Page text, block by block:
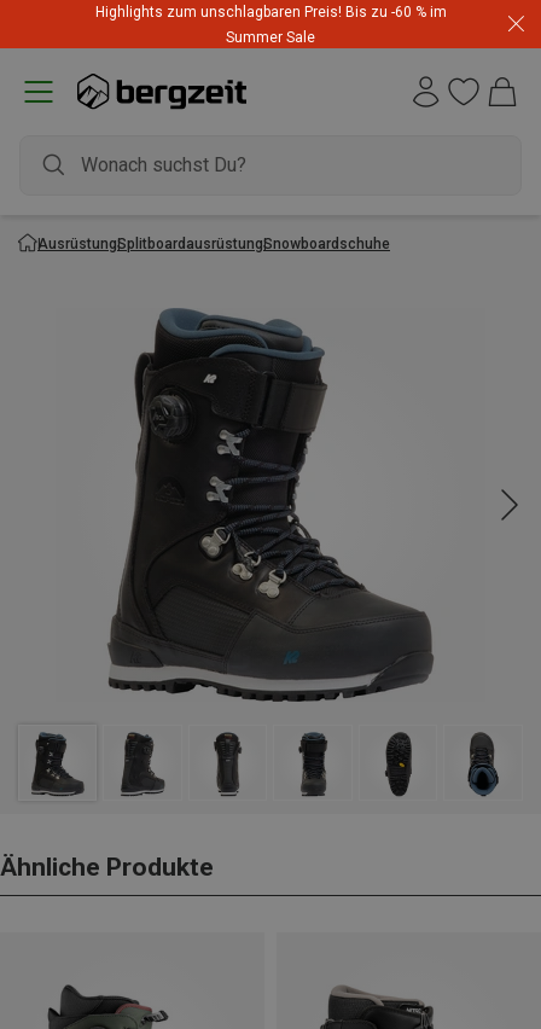
Highlights zum unschlagbaren Preis! Bis zu -60 % im
Summer Sale
AusrüstungSplitboardausrüstungSnowboardschuhe
Ähnliche Produkte